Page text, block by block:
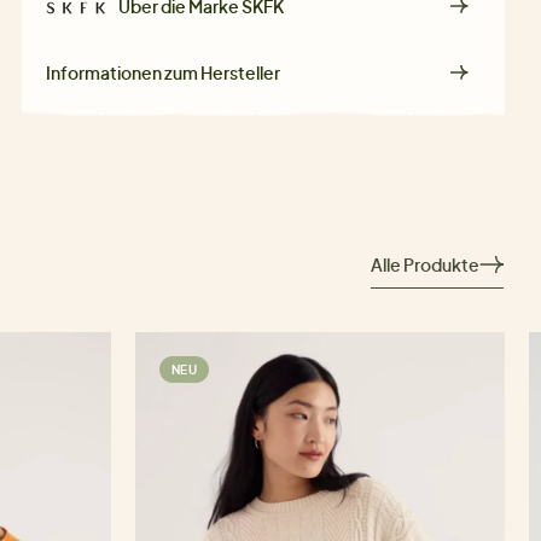
Über die MarkeSKFK
Informationen zum Hersteller
Alle Produkte
NEU